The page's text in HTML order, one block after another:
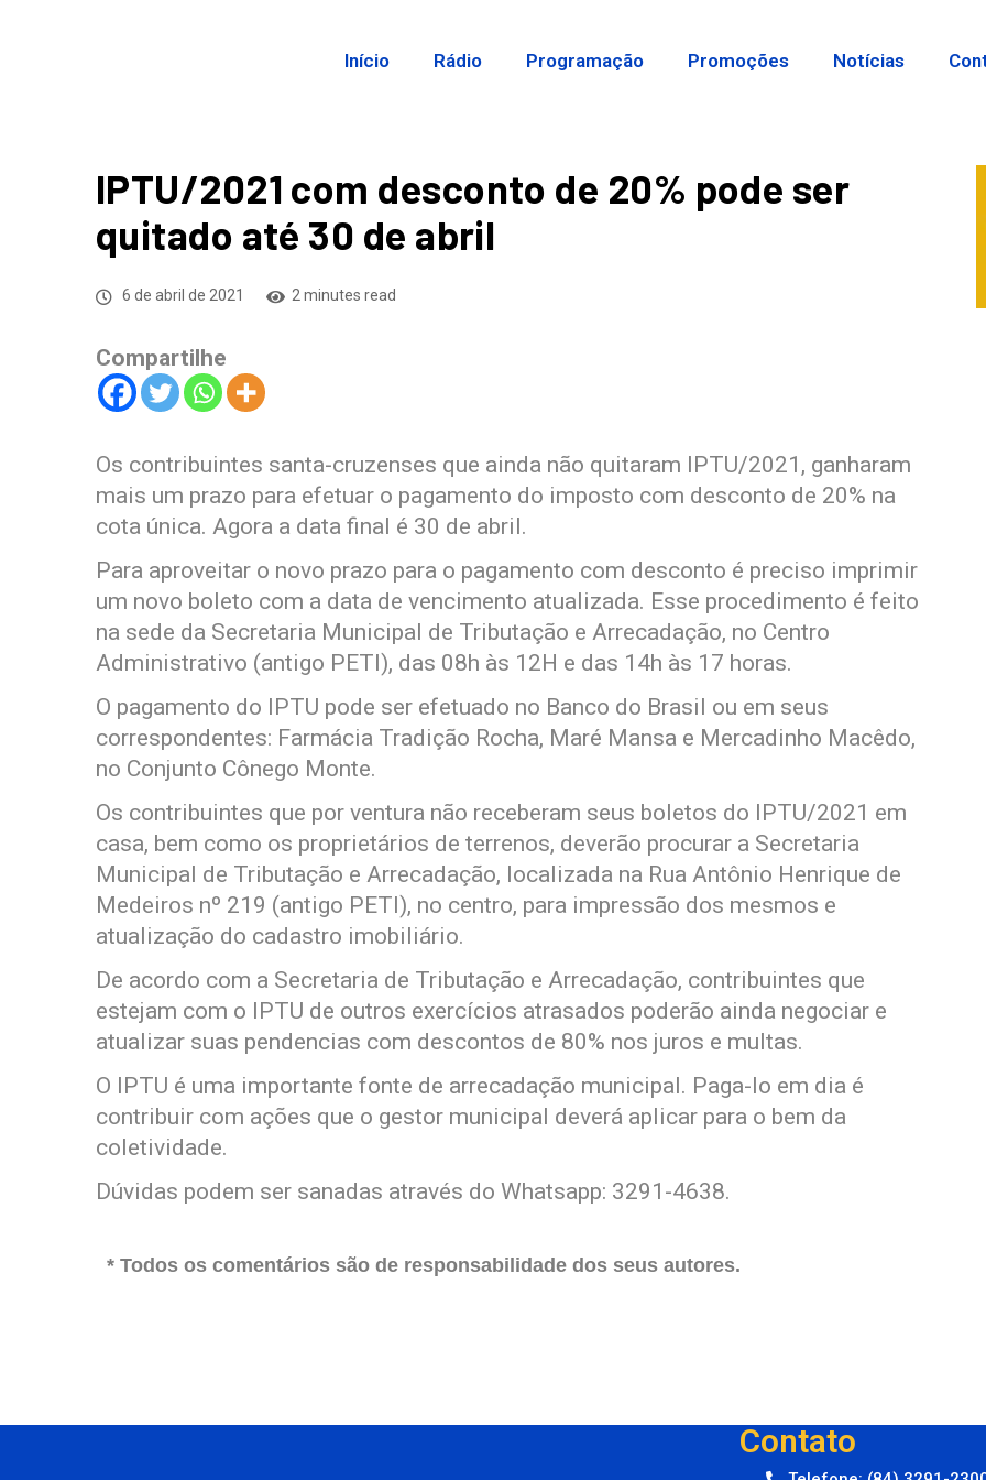
Início Rádio Programação Promoções Notícias
IPTU/2021 com desconto de 20% pode ser
quitado até 30 de abril
6 de abril de 2021 2 minutes read
Compartilhe
Os contribuintes santa-cruzenses que ainda não quitaram IPTU/2021, ganharam
mais um prazo para efetuar o pagamento do imposto com desconto de 20% na
cota única. Agora a data final é 30 de abril.
Para aproveitar o novo prazo para o pagamento com desconto é preciso imprimir
um novo boleto com a data de vencimento atualizada. Esse procedimento é feito
na sede da Secretaria Municipal de Tributação e Arrecadação, no Centro
Administrativo (antigo PETI), das 08h às 12H e das 14h às 17 horas.
O pagamento do IPTU pode ser efetuado no Banco do Brasil ou em seus
correspondentes: Farmácia Tradição Rocha, Maré Mansa e Mercadinho Macêdo,
no Conjunto Cônego Monte.
Os contribuintes que por ventura não receberam seus boletos do IPTU/2021 em
casa, bem como os proprietários de terrenos, deverão procurar a Secretaria
Municipal de Tributação e Arrecadação, localizada na Rua Antônio Henrique de
Medeiros nº 219 (antigo PETI), no centro, para impressão dos mesmos e
atualização do cadastro imobiliário.
De acordo com a Secretaria de Tributação e Arrecadação, contribuintes que
estejam com o IPTU de outros exercícios atrasados poderão ainda negociar e
atualizar suas pendencias com descontos de 80% nos juros e multas.
O IPTU é uma importante fonte de arrecadação municipal. Paga-lo em dia é
contribuir com ações que o gestor municipal deverá aplicar para o bem da
coletividade.
Dúvidas podem ser sanadas através do Whatsapp: 3291-4638.
* Todos os comentários são de responsabilidade dos seus autores.
Contato